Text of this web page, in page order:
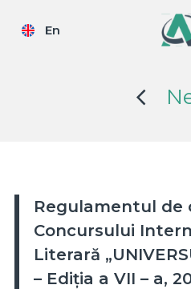
En
Regulamentul de
Concursului
Literară
– Ediția a VII – a,